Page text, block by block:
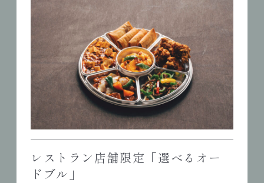
レストラン店舗限定「選べるオー
ドブル」